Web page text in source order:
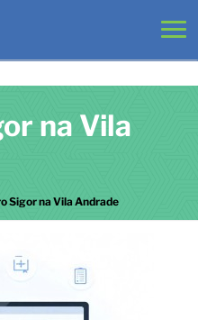
na Vila
Sigor na Vila Andrade